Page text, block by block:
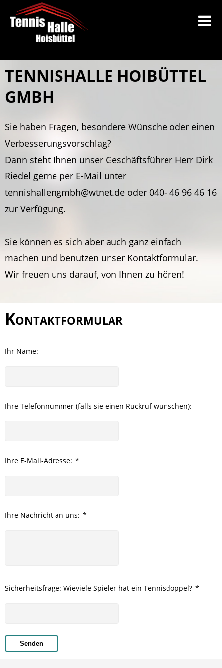
TENNISHALLE HOIBÜTTEL
GMBH
Sie haben Fragen, besondere Wünsche oder einen
Verbesserungsvorschlag?
Dann steht Ihnen unser Geschäftsführer Herr Dirk
Riedel gerne per E-Mail unter
tennishallengmbh@wtnet.de oder 040- 46 96 46 16
zur Verfügung.
Sie können es sich aber auch ganz einfach
machen und benutzen unser Kontaktformular.
Wir freuen uns darauf, von Ihnen zu hören!
Kontaktformular
Ihr Name:
Ihre Telefonnummer (falls sie einen Rückruf wünschen):
Ihre E-Mail-Adresse: *
Ihre Nachricht an uns: *
Sicherheitsfrage: Wieviele Spieler hat ein Tennisdoppel? *
Senden